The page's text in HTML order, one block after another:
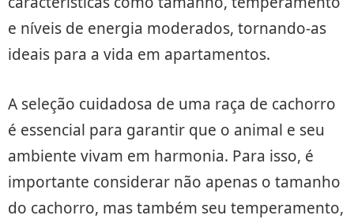
e níveis de energia moderados, tornando-as
ideais para a vida em apartamentos.
A seleção cuidadosa de uma raça de cachorro
é essencial para garantir que o animal e seu
ambiente vivam em harmonia. Para isso, é
importante considerar não apenas o tamanho
do cachorro, mas também seu temperamento,